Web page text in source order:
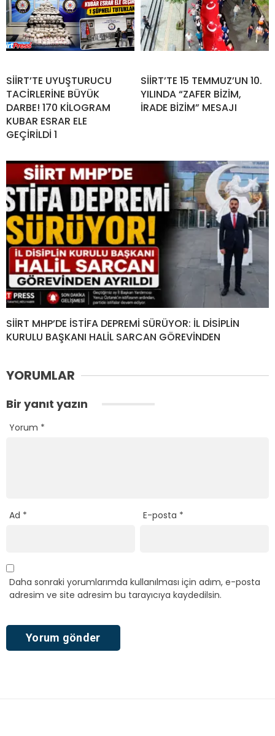
SİİRT’TE UYUŞTURUCU
TACİRLERİNE BÜYÜK
DARBE! 170 KİLOGRAM
KUBAR ESRAR ELE
GEÇİRİLDİ 1
SİİRT’TE 15 TEMMUZ’UN 10.
YILINDA “ZAFER BİZİM,
İRADE BİZİM” MESAJI
SİİRT MHP’DE İSTİFA DEPREMİ SÜRÜYOR: İL DİSİPLİN
KURULU BAŞKANI HALİL SARCAN GÖREVİNDEN
YORUMLAR
Bir yanıt yazın
Yorum *
Ad * E-posta *
Daha sonraki yorumlarımda kullanılması için adım, e-posta
adresim ve site adresim bu tarayıcıya kaydedilsin.